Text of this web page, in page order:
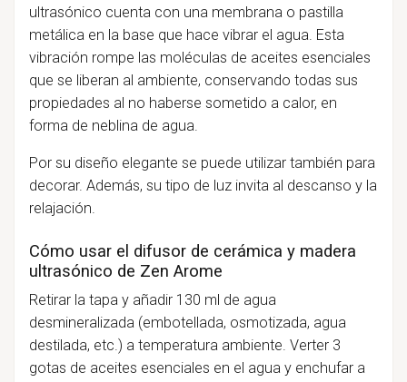
ultrasónico cuenta con una membrana o pastilla
metálica en la base que hace vibrar el agua. Esta
vibración rompe las moléculas de aceites esenciales
que se liberan al ambiente, conservando todas sus
propiedades al no haberse sometido a calor, en
forma de neblina de agua.
Por su diseño elegante se puede utilizar también para
decorar. Además, su tipo de luz invita al descanso y la
relajación.
Cómo usar el difusor de cerámica y madera
ultrasónico de Zen Arome
Retirar la tapa y añadir 130 ml de agua
desmineralizada (embotellada, osmotizada, agua
destilada, etc.) a temperatura ambiente. Verter 3
gotas de aceites esenciales en el agua y enchufar a